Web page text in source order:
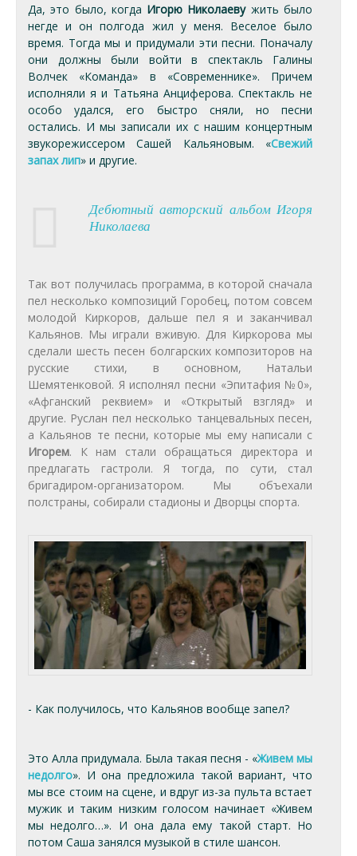
Да, это было, когда Игорю Николаевужить было
негде и он полгода жил у меня. Веселое было
время. Тогда мы и придумали эти песни. Поначалу
они должны были войти в спектакль Галины
Волчек «Команда» в «Современнике». Причем
исполняли я и Татьяна Анциферова. Спектакль не
особо удался, его быстро сняли, но песни
остались. И мы записали их с нашим концертным
звукорежиссером Сашей Кальяновым. «Свежий
запах лип» и другие.
Дебютный авторский альбом Игоря
Николаева
Так вот получилась программа, в которой сначала
пел несколько композиций Горобец, потом совсем
молодой Киркоров, дальше пел я и заканчивал
Кальянов. Мы играли вживую. Для Киркорова мы
сделали шесть песен болгарских композиторов на
русские стихи, в основном, Натальи
Шемятенковой. Я исполнял песни «Эпитафия №0»,
«Афганский реквием» и «Открытый взгляд» и
другие. Руслан пел несколько танцевальных песен,
а Кальянов те песни, которые мы ему написали с
Игорем. К нам стали обращаться директора и
предлагать гастроли. Я тогда, по сути, стал
бригадиром-организатором. Мы объехали
полстраны, собирали стадионы и Дворцы спорта.
- Как получилось, что Кальянов вообще запел?
Это Алла придумала. Была такая песня - «Живем мы
недолго». И она предложила такой вариант, что
мы все стоим на сцене, и вдруг из-за пульта встает
мужик и таким низким голосом начинает «Живем
мы недолго…». И она дала ему такой старт. Но
потом Саша занялся музыкой в стиле шансон.